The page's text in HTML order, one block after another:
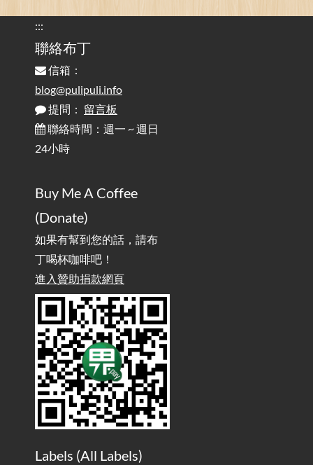
2025-08-25
的問題 / Are You Tired of Looking at the Computer? Pay More
Attention to Glare Than the Screen
為何桌前打字總是腰痠背痛？桌子高度和螢幕高度
對人體工學的影響 / The Effect of Desk and Monitor Height on
Ergonomics: Why Does Typing at a Desk Often Lead to Back Pain?
行動網路無法連線？三星手機簡易解決方案
/ Mobile Network Not Connecting? Easy Solutions for Samsung
實作相容OpenAI API，但背後不是OpenAI的API服
務 / Implementing OpenAI API-Compatible Services, But Not
Powered by OpenAI
雜談：生活小技巧之用魔鬼氈避免機車鑰匙脫落吧
/ Talk: Use Velcro to Prevent Your Motorcycle Key From Falling
AdGuard Home不只是拿來擋廣告/ AdGuard
Home Is More Than Just an Ad Blocker
:::
聯絡布丁
信箱：
blog@pulipuli.info
提問： 留言板
聯絡時間：週一 ~ 週日
24小時
Buy Me A Coffee
(Donate)
如果有幫到您的話，請布
丁喝杯咖啡吧！
進入贊助捐款網頁
Labels (All Labels)